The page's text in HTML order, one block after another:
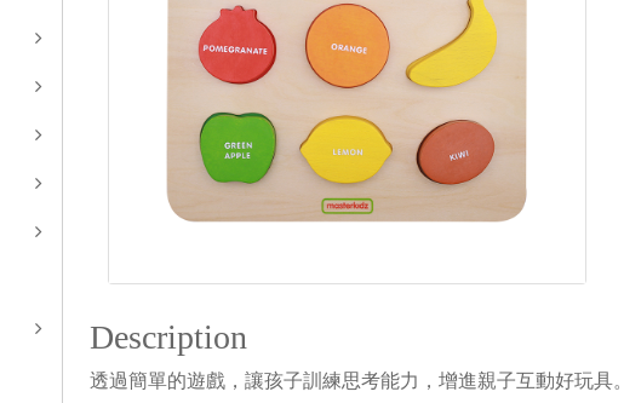
Description
透過簡單的遊戲，讓孩子訓練思考能力，增進親子互動好玩具。